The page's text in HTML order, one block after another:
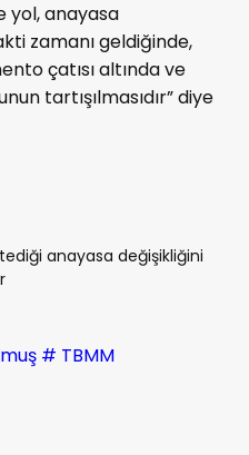
yol, anayasa
zamanı geldiğinde,
çatısı altında ve
tartışılmasıdır” diye
anayasa değişikliğini
# TBMM